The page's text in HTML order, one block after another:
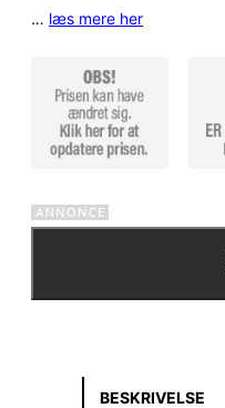
ud af 5
kundebed
ømmels
… læs mere her
BESKRIVELSE